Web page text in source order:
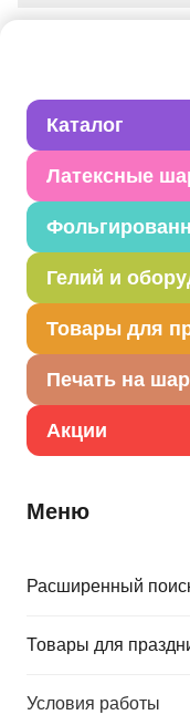
Каталог
Латексные
Гелий и
Товары для
Печать на
Акции
Меню
Расширенный
Товары для
Условия работы
Дата последнего
элемента
Вес
Описание товара
Забудьте об
шар в форме
благородный блеск,
ощущение дорогой
излучает уют,
ценителей
качественных
пленка), имеет
надувание.
будет держать
волшебную
с цветным
выставлять товар в
ненадутом виде
товара может
представленного на
Товар из